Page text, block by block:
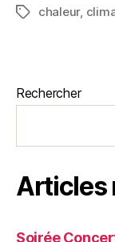
chaleur,
Rechercher
Articles
Soirée